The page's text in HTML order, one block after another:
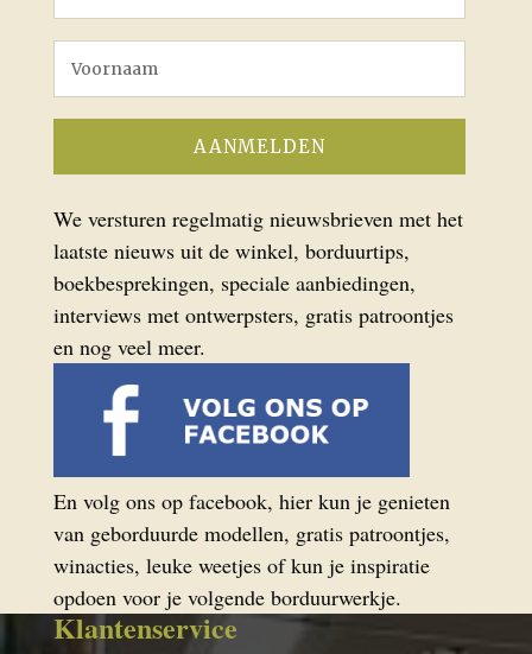
We versturen regelmatig nieuwsbrieven met het
laatste nieuws uit de winkel, borduurtips,
boekbesprekingen, speciale aanbiedingen,
interviews met ontwerpsters, gratis patroontjes
en nog veel meer.
En volg ons op facebook, hier kun je genieten
van geborduurde modellen, gratis patroontjes,
winacties, leuke weetjes of kun je inspiratie
opdoen voor je volgende borduurwerkje.
Klantenservice